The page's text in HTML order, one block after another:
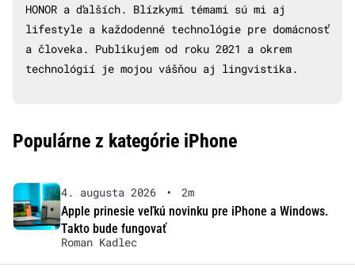
HONOR a ďalších. Blízkymi témami sú mi aj
lifestyle a každodenné technológie pre domácnosť
a človeka. Publikujem od roku 2021 a okrem
technológií je mojou vášňou aj lingvistika.
Populárne z kategórie iPhone
4. augusta 2026 •
2m
Apple prinesie veľkú novinku pre iPhone a Windows.
Takto bude fungovať
Roman Kadlec